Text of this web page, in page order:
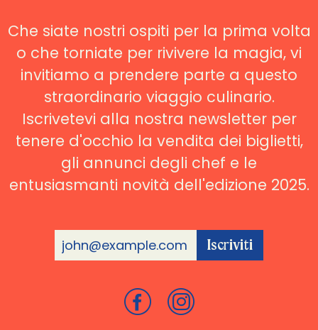
Che siate nostri ospiti per la prima volta
o che torniate per rivivere la magia, vi
invitiamo a prendere parte a questo
straordinario viaggio culinario.
Iscrivetevi alla nostra newsletter per
tenere d'occhio la vendita dei biglietti,
gli annunci degli chef e le
entusiasmanti novità dell'edizione 2025.
Iscriviti